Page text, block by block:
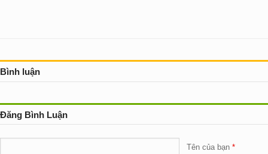
Bình luận
Đăng Bình Luận
Tên của bạn